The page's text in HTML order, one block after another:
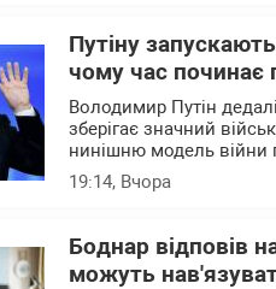
Путіну
чому час починає
Володимир Путін
зберігає значний
нинішню модель війни
19:14, Вчора
Боднар відповів
можуть